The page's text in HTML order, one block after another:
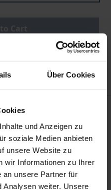
Über Cookies
und Anzeigen zu
soziale Medien anbieten
unsere Website zu
wir Informationen zu Ihrer
an unsere Partner für
Analysen weiter. Unsere
gewinnen
immer bestehen aber
Erwartungen darüber,
Kommission leistet bzw.